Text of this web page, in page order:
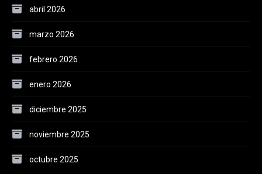
abril 2026
marzo 2026
febrero 2026
enero 2026
diciembre 2025
noviembre 2025
octubre 2025